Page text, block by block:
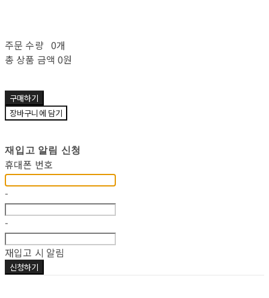
주문 수량 0개
총 상품 금액 0원
구매하기
장바구니에 담기
재입고 알림 신청
휴대폰 번호
-
-
재입고 시 알림
신청하기